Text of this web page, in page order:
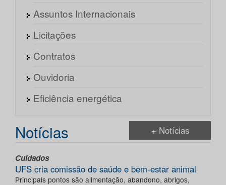
Assuntos Internacionais
Licitações
Contratos
Ouvidoria
Eficiência energética
Notícias + Notícias
Cuidados
UFS cria comissão de saúde e bem-estar animal
Principais pontos são alimentação, abandono, abrigos,